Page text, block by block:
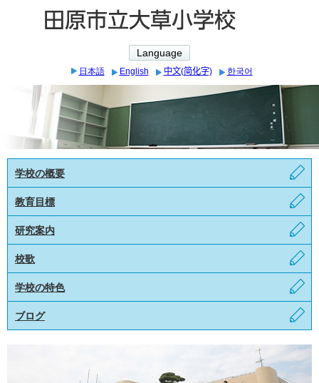
Language
日本語 English 中文(简化字) 한국어
学校の概要
教育目標
研究案内
校歌
学校の特色
ブログ